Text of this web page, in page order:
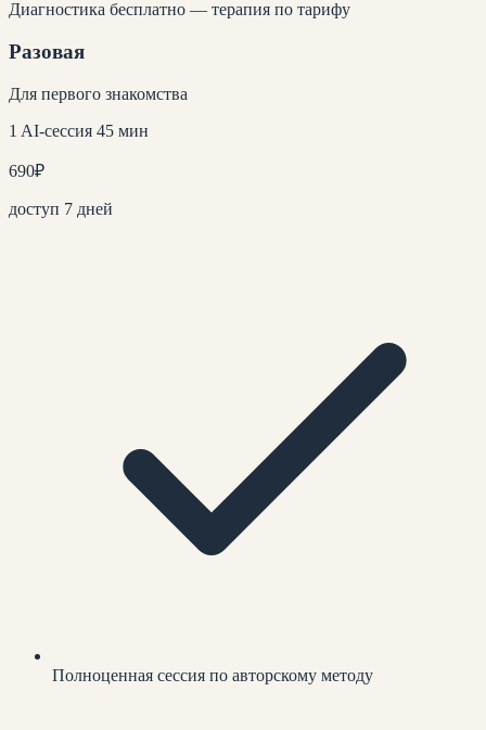
Диагностика бесплатно — терапия по тарифу
Разовая
Для первого знакомства
1 AI-сессия 45 мин
690₽
доступ 7 дней
Полноценная сессия по авторскому методу